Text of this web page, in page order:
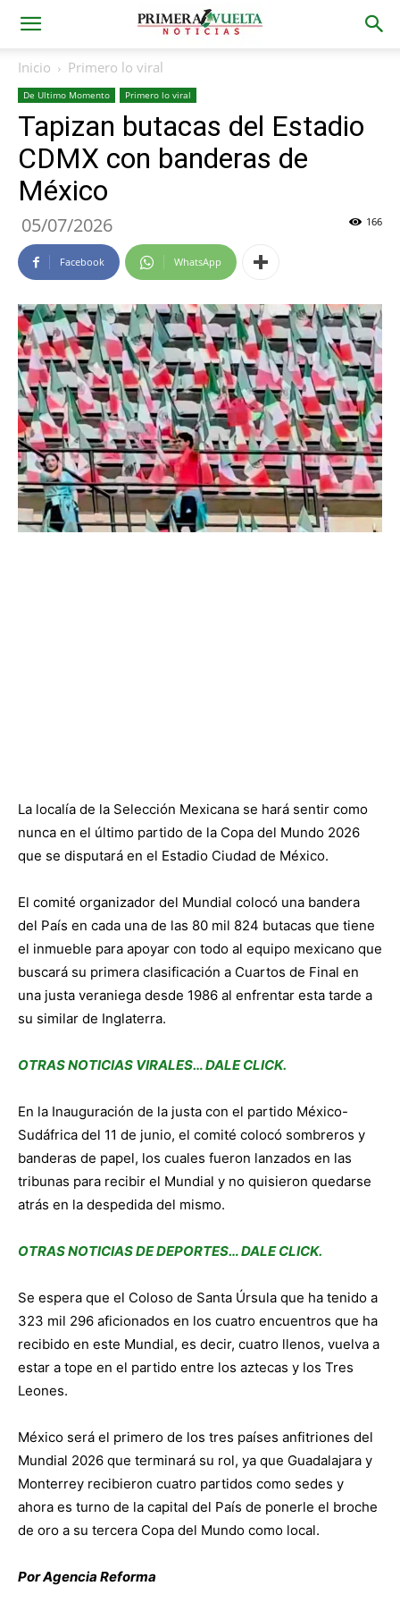
Inicio Primero lo viral
De Ultimo Momento Primero lo viral
Tapizan butacas del Estadio
CDMX con banderas de
México
05/07/2026 166
Facebook WhatsApp
La localía de la Selección Mexicana se hará sentir como
nunca en el último partido de la Copa del Mundo 2026
que se disputará en el Estadio Ciudad de México.
El comité organizador del Mundial colocó una bandera
del País en cada una de las 80 mil 824 butacas que tiene
el inmueble para apoyar con todo al equipo mexicano que
buscará su primera clasificación a Cuartos de Final en
una justa veraniega desde 1986 al enfrentar esta tarde a
su similar de Inglaterra.
OTRAS NOTICIAS VIRALES… DALE CLICK.
En la Inauguración de la justa con el partido México-
Sudáfrica del 11 de junio, el comité colocó sombreros y
banderas de papel, los cuales fueron lanzados en las
tribunas para recibir el Mundial y no quisieron quedarse
atrás en la despedida del mismo.
OTRAS NOTICIAS DE DEPORTES… DALE CLICK.
Se espera que el Coloso de Santa Úrsula que ha tenido a
323 mil 296 aficionados en los cuatro encuentros que ha
recibido en este Mundial, es decir, cuatro llenos, vuelva a
estar a tope en el partido entre los aztecas y los Tres
Leones.
México será el primero de los tres países anfitriones del
Mundial 2026 que terminará su rol, ya que Guadalajara y
Monterrey recibieron cuatro partidos como sedes y
ahora es turno de la capital del País de ponerle el broche
de oro a su tercera Copa del Mundo como local.
Por Agencia Reforma